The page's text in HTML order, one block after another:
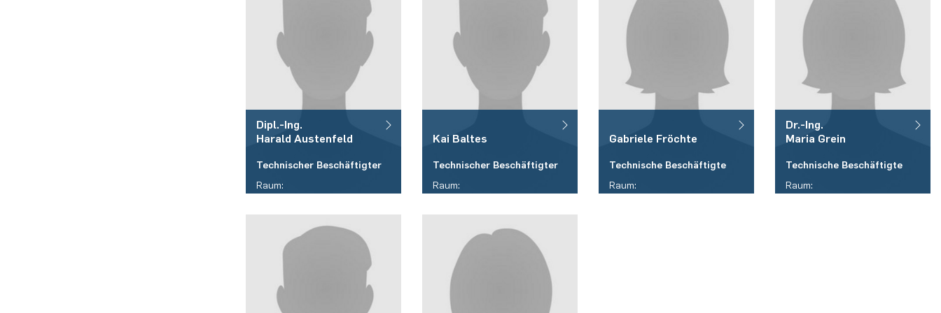
Dipl.-Ing.
Harald Austenfeld
Technischer Beschäftigter
Raum:
(+49)(0)234 / 32 - 26535
E-Mail:
harald.austenfeld(at)rub.de
Kai Baltes
Technischer Beschäftigter
Raum:
(+49)(0)234 / 32 - 23825
E-Mail:
kai.baltes(at)rub.de
Gabriele Fröchte
Technische Beschäftigte
Raum:
Dr.-Ing.
Maria Grein
Technische Beschäftigte
Raum: